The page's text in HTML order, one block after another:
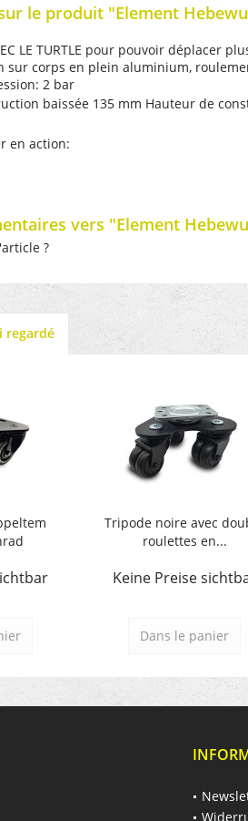
le produit "Element
LE TURTLE pour pouvoir
sur corps en plein aluminium,
2 bar
baissée 135 mm Hauteur de
en action:
vers "Element
?
regardé
Tripode noire avec
roulettes en...
Keine Preise
Dans le panier